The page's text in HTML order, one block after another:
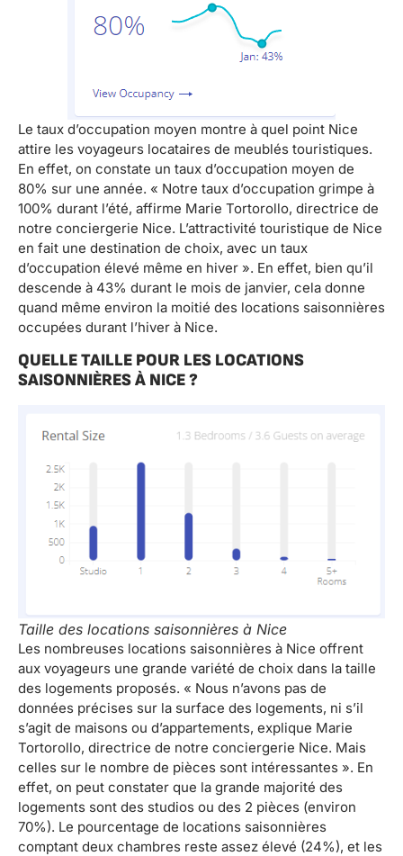
Le taux d’occupation moyen montre à quel point Nice
attire les voyageurs locataires de meublés touristiques.
En effet, on constate un taux d’occupation moyen de
80% sur une année. « Notre taux d’occupation grimpe à
100% durant l’été, affirme Marie Tortorollo, directrice de
notre conciergerie Nice. L’attractivité touristique de Nice
en fait une destination de choix, avec un taux
d’occupation élevé même en hiver ». En effet, bien qu’il
descende à 43% durant le mois de janvier, cela donne
quand même environ la moitié des locations saisonnières
occupées durant l’hiver à Nice.
QUELLE TAILLE POUR LES LOCATIONS
SAISONNIÈRES À NICE ?
Taille des locations saisonnières à Nice
Les nombreuses locations saisonnières à Nice offrent
aux voyageurs une grande variété de choix dans la taille
des logements proposés. « Nous n’avons pas de
données précises sur la surface des logements, ni s’il
s’agit de maisons ou d’appartements, explique Marie
Tortorollo, directrice de notre conciergerie Nice. Mais
celles sur le nombre de pièces sont intéressantes ». En
effet, on peut constater que la grande majorité des
logements sont des studios ou des 2 pièces (environ
70%). Le pourcentage de locations saisonnières
comptant deux chambres reste assez élevé (24%), et les